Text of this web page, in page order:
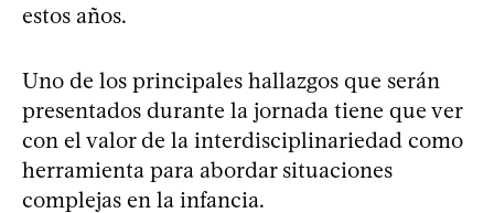
estos años.
Uno de los principales hallazgos que serán
presentados durante la jornada tiene que ver
con el valor de la interdisciplinariedad como
herramienta para abordar situaciones
complejas en la infancia.